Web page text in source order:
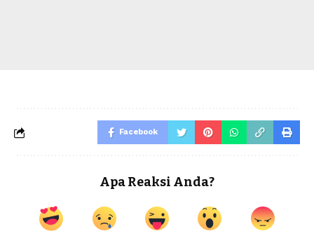
Facebook
Apa Reaksi Anda?